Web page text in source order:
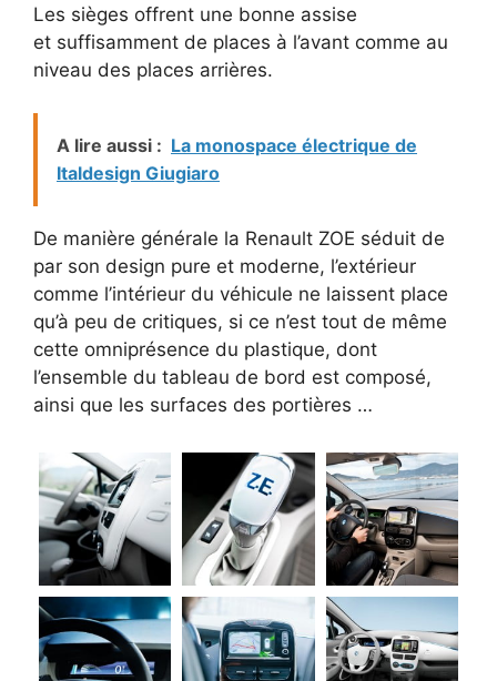
Les sièges offrent une bonne assise
et suffisamment de places à l’avant comme au
niveau des places arrières.
A lire aussi : La monospace électrique de
Italdesign Giugiaro
De manière générale la Renault ZOE séduit de
par son design pure et moderne, l’extérieur
comme l’intérieur du véhicule ne laissent place
qu’à peu de critiques, si ce n’est tout de même
cette omniprésence du plastique, dont
l’ensemble du tableau de bord est composé,
ainsi que les surfaces des portières …